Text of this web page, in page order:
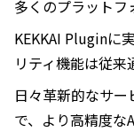
多くのプラットフ
KEKKAI Pluginに
リティ機能は従来
日々革新的なサ
で、より高精度な